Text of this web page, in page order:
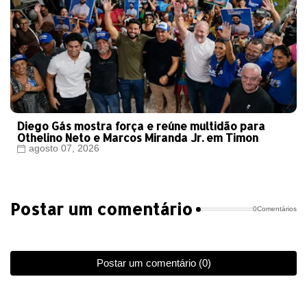
Diego Gás mostra força e reúne multidão para
Othelino Neto e Marcos Miranda Jr. em Timon
agosto 07, 2026
Postar um comentário 0Comentários
Postar um comentário (0)